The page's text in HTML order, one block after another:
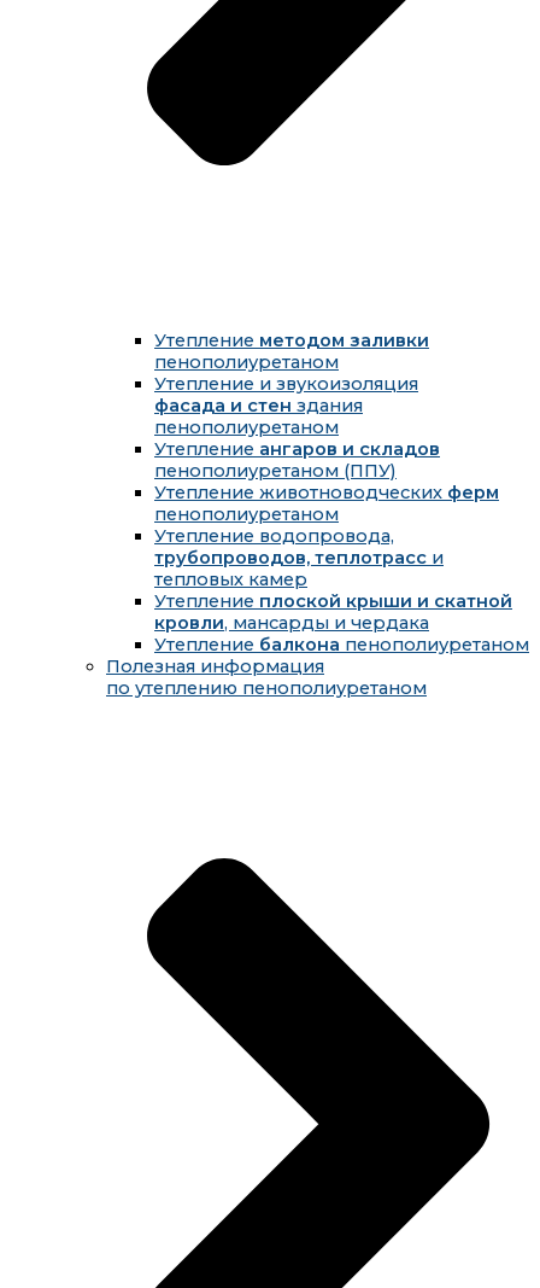
Утепление методом заливки
пенополиуретаном
Утепление и звукоизоляция
фасада и стен здания
пенополиуретаном
Утепление ангаров и складов
пенополиуретаном (ППУ)
Утепление животноводческих ферм
пенополиуретаном
Утепление водопровода,
трубопроводов, теплотрасс и
тепловых камер
Утепление плоской крыши и скатной
кровли, мансарды и чердака
Утепление балкона пенополиуретаном
Полезная информация
по утеплению пенополиуретаном